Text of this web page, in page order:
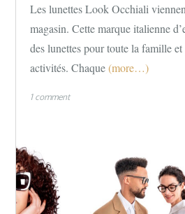
Les lunettes Look Occhiali
magasin. Cette marque italienne
des lunettes pour toute la famille
activités. Chaque (more…)
1 comment